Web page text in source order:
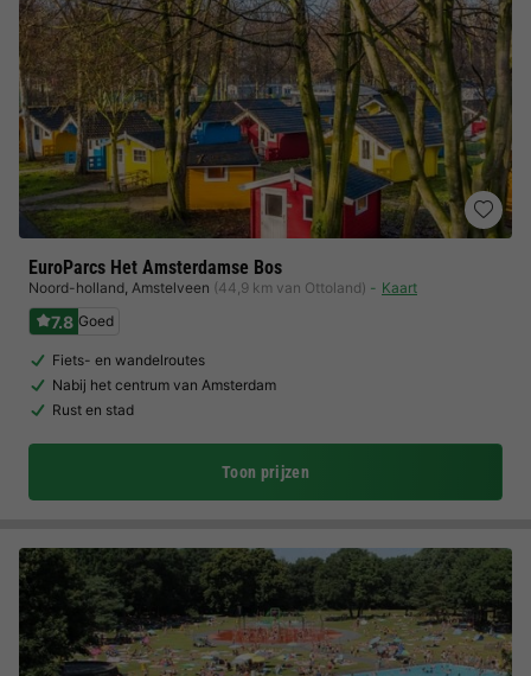
EuroParcs Het Amsterdamse Bos
Noord-holland, Amstelveen (44,9 km van Ottoland) Kaart
7.8 Goed
Fiets- en wandelroutes
Nabij het centrum van Amsterdam
Rust en stad
Toon prijzen